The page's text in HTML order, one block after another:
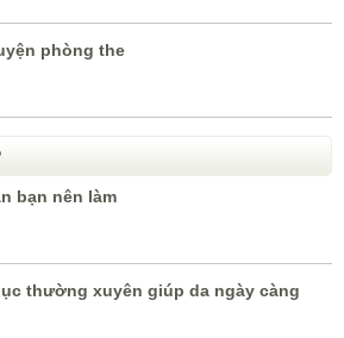
phòng the
bạn nên làm
thường xuyên giúp da ngày càng